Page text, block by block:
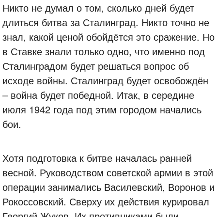
Никто не думал о том, сколько дней будет
длиться битва за Сталинград. Никто точно не
знал, какой ценой обойдётся это сражение. Но
в Ставке знали только одно, что именно под
Сталинградом будет решаться вопрос об
исходе войны. Сталинград будет освобождён
– война будет победной. Итак, в середине
июля 1942 года под этим городом начались
бои.
Хотя подготовка к битве началась ранней
весной. Руководством советской армии в этой
операции занимались Василевский, Воронов и
Рокоссовский. Сверху их действия курировал